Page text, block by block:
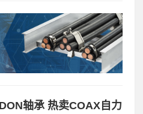
轴承 热卖COAX自力